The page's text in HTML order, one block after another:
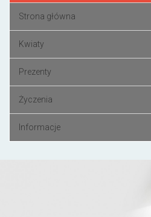
Strona główna
Kwiaty
Prezenty
Życzenia
Informacje